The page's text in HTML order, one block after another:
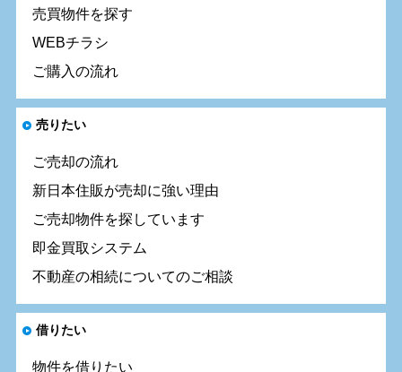
売買物件を探す
WEBチラシ
ご購入の流れ
売りたい
ご売却の流れ
新日本住販が売却に強い理由
ご売却物件を探しています
即金買取システム
不動産の相続についてのご相談
借りたい
物件を借りたい